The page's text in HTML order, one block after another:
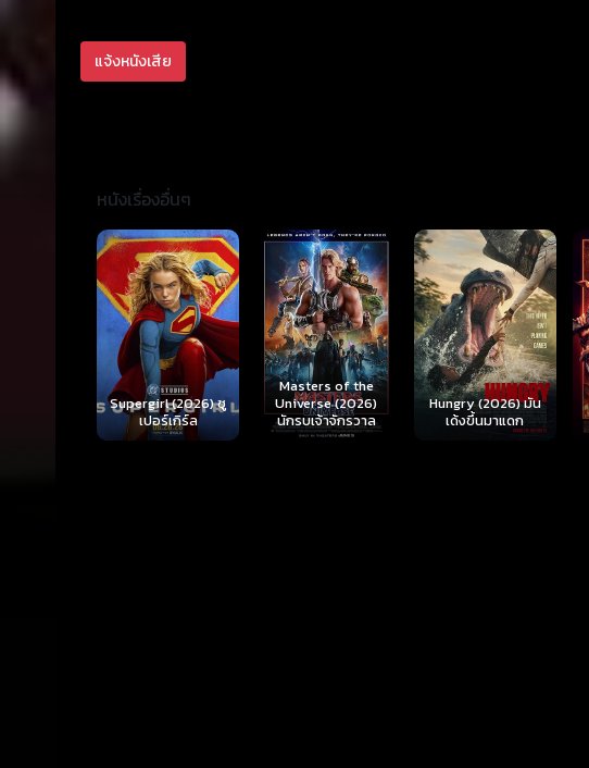
แจ้งหนังเสีย
หนังเรื่องอื่นๆ
Masters of the
Universe (2026)
นักรบเจ้าจักรวาล
Hungry (2026) มัน
เด้งขึ้นมาแดก
Ready or Not 2:
Here I Come
(2026) เกมพร้อม
ตาย 2